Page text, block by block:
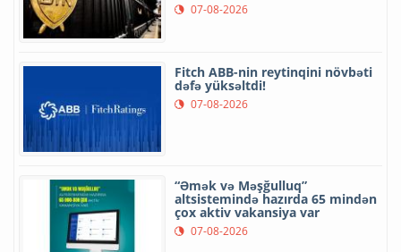
07-08-2026
Fitch ABB-nin reytinqini növbəti
dəfə yüksəltdi!
07-08-2026
“Əmək və Məşğulluq”
altsistemində hazırda 65 mindən
çox aktiv vakansiya var
07-08-2026